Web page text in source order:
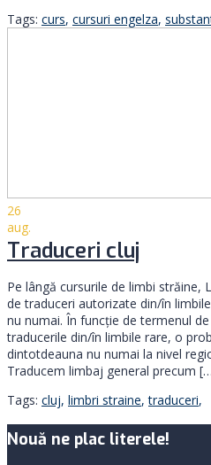
Tags: curs, cursuri engelza,
26
aug.
Traduceri cluj
Pe lângă cursurile de limbi străine,
de traduceri autorizate din/în
nu numai. În funcție de termenul
traducerile din/în limbile rare, o
dintotdeauna nu numai la nivel
Traducem limbaj general precum
Tags: cluj, limbri straine, traduceri,
Nouă ne plac literele!